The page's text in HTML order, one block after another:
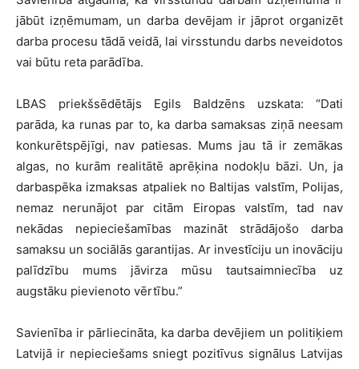
jābūt izņēmumam, un darba devējam ir jāprot organizēt
darba procesu tādā veidā, lai virsstundu darbs neveidotos
vai būtu reta parādība.
LBAS priekšsēdētājs Egils Baldzēns uzskata: “Dati
parāda, ka runas par to, ka darba samaksas ziņā neesam
konkurētspējīgi, nav patiesas. Mums jau tā ir zemākas
algas, no kurām realitātē aprēķina nodokļu bāzi. Un, ja
darbaspēka izmaksas atpaliek no Baltijas valstīm, Polijas,
nemaz nerunājot par citām Eiropas valstīm, tad nav
nekādas nepieciešamības mazināt strādājošo darba
samaksu un sociālās garantijas. Ar investīciju un inovāciju
palīdzību mums jāvirza mūsu tautsaimniecība uz
augstāku pievienoto vērtību.”
Savienība ir pārliecināta, ka darba devējiem un politiķiem
Latvijā ir nepieciešams sniegt pozitīvus signālus Latvijas